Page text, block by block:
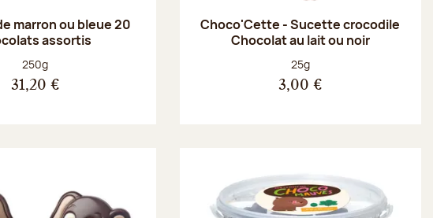
marron ou bleue 20
assortis
Poids net :
250g
31,20 €
Choco'Cette - Sucette crocodile
Chocolat au lait ou noir
Poids net :
25g
3,00 €